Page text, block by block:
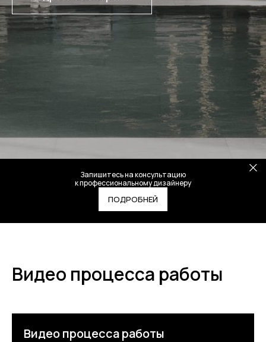
Запишитесь на консультацию
к профессиональному дизайнеру
ПОДРОБНЕЙ
Видео процесса работы
Видео процесса работы